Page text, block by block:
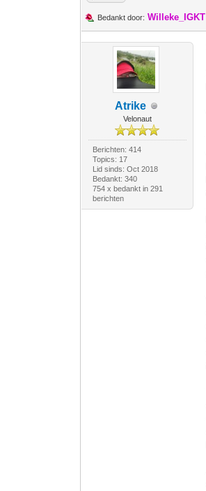
Bedankt door: Willeke_IGKT
Atrike
Velonaut
Berichten: 414
Topics: 17
Lid sinds: Oct 2018
Bedankt: 340
754 x bedankt in 291
berichten